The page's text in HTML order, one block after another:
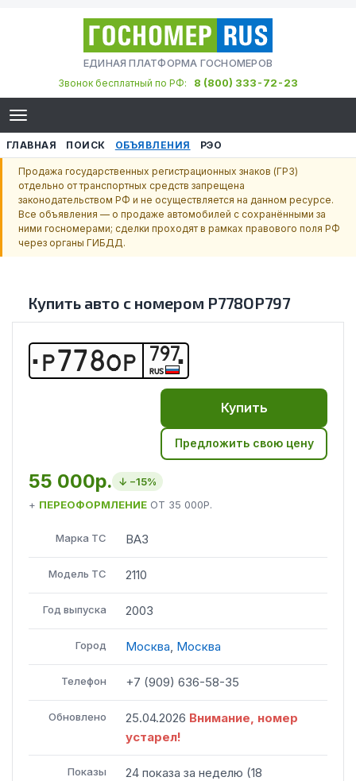
ЕДИНАЯ ПЛАТФОРМА ГОСНОМЕРОВ
Звонок бесплатный по РФ:
8 (800) 333-72-23
ГЛАВНАЯ ПОИСК ОБЪЯВЛЕНИЯ РЭО
Продажа государственных регистрационных знаков (ГРЗ)
отдельно от транспортных средств запрещена
законодательством РФ и не осуществляется на данном ресурсе.
Все объявления — о продаже автомобилей с сохранёнными за
ними госномерами; сделки проходят в рамках правового поля РФ
через органы ГИБДД.
Купить авто с номером Р778ОР797
Р778ОР 797
RUS
Купить
Предложить свою цену
55 000р. ↓ −15%
+ ПЕРЕОФОРМЛЕНИЕ ОТ 35 000Р.
Марка ТС ВАЗ
Модель ТС 2110
Год выпуска 2003
Город Москва Москва
Телефон +7 (909) 636-58-35
Обновлено 25.04.2026 Внимание, номер
устарел!
Показы 24 показа за неделю (18